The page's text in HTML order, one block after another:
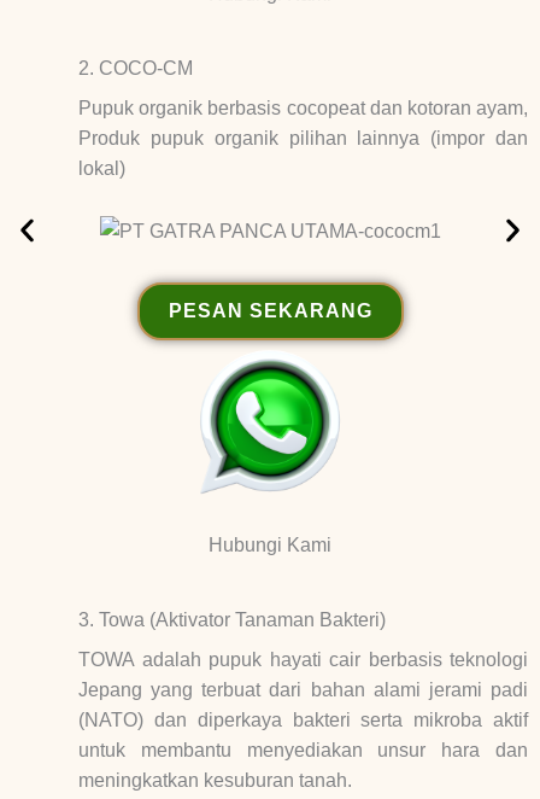
2. COCO-CM
Pupuk organik berbasis cocopeat dan kotoran ayam,
Produk pupuk organik pilihan lainnya (impor dan
lokal)
PESAN SEKARANG
Hubungi Kami
3. Towa (Aktivator Tanaman Bakteri)
TOWA adalah pupuk hayati cair berbasis teknologi
Jepang yang terbuat dari bahan alami jerami padi
(NATO) dan diperkaya bakteri serta mikroba aktif
untuk membantu menyediakan unsur hara dan
meningkatkan kesuburan tanah.